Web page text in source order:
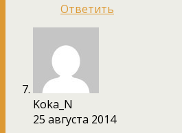
Ответить
Koka_N
25 августа 2014